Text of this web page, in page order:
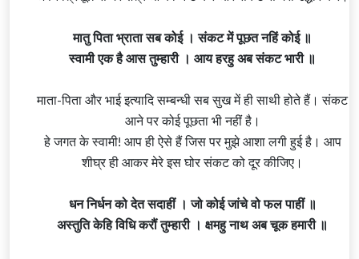
मातु पिता भ्राता सब कोई । संकट में पूछत नहिं कोई ॥
स्वामी एक है आस तुम्हारी । आय हरहु अब संकट भारी ॥
माता-पिता और भाई इत्यादि सम्बन्धी सब सुख में ही साथी होते हैं। संकट
आने पर कोई पूछता भी नहीं है।
हे जगत के स्वामी! आप ही ऐसे हैं जिस पर मुझे आशा लगी हुई है। आप
शीघ्र ही आकर मेरे इस घोर संकट को दूर कीजिए।
धन निर्धन को देत सदाहीं । जो कोई जांचे वो फल पाहीं ॥
अस्तुति केहि विधि करौं तुम्हारी । क्षमहु नाथ अब चूक हमारी ॥